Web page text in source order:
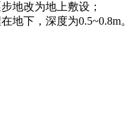
地改为地上敷设；
下，深度为0.5~0.8m。